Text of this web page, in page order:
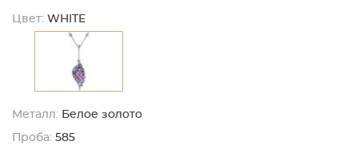
Цвет: WHITE
Металл: Белое золото
Проба: 585